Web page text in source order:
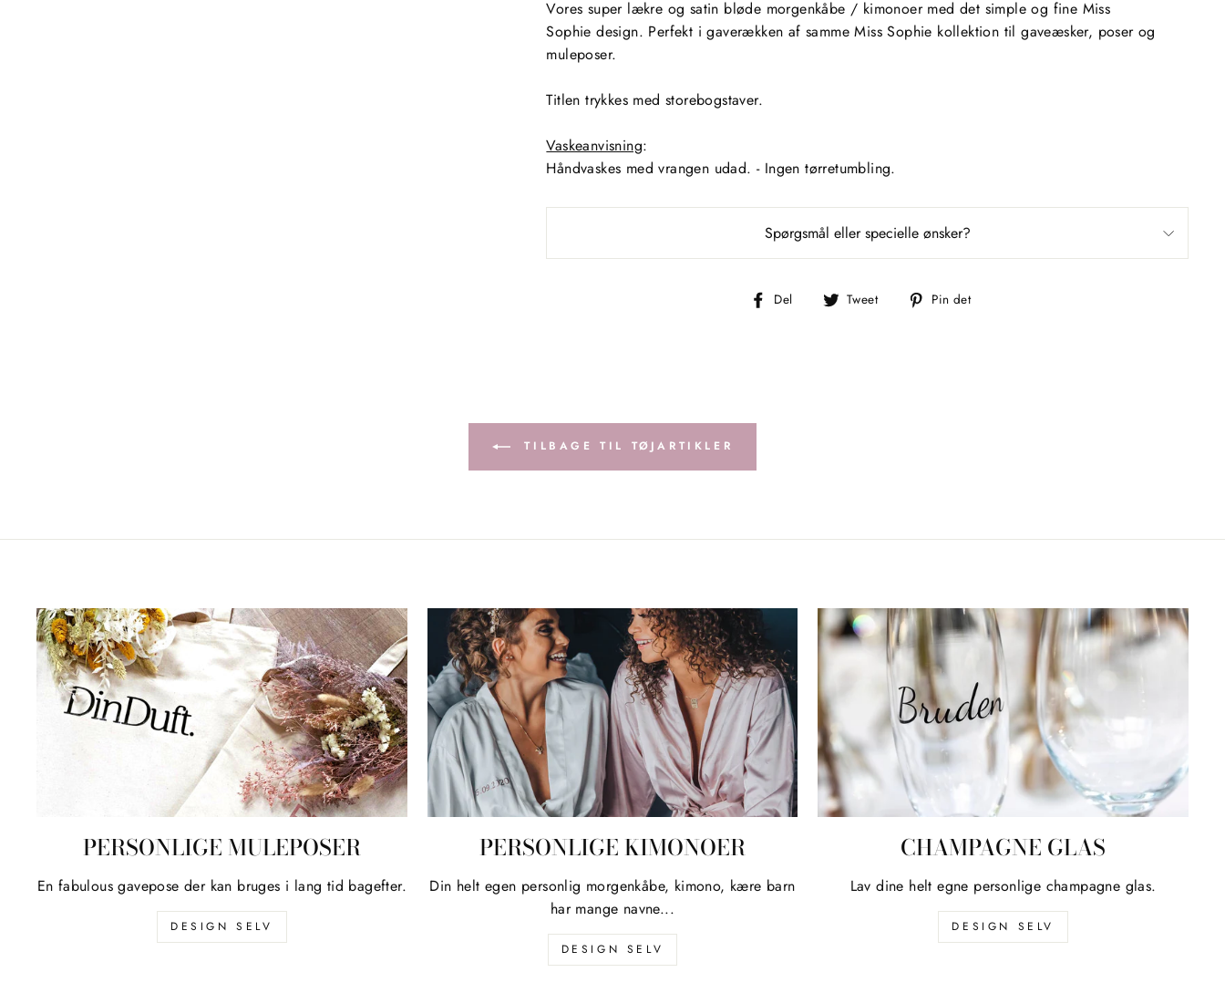
Vores super lækre og satin bløde morgenkåbe / kimonoer med det simple og fine Miss
Sophie design. Perfekt i gaverækken af samme Miss Sophie kollektion til gaveæsker, poser og
muleposer.
Titlen trykkes med storebogstaver.
Vaskeanvisning:
Håndvaskes medvrangen udad. - Ingen tørretumbling.
Spørgsmål eller specielle ønsker?
Del
Del
Tweet
Tweet Pin det
TILBAGE TIL TØJARTIKLER
PERSONLIGE MULEPOSER
En fabulous gavepose der kan bruges i lang tid bagefter.
DESIGN SELV
PERSONLIGE KIMONOER
Din helt egen personlig morgenkåbe, kimono, kære barn
har mange navne...
DESIGN SELV
CHAMPAGNE GLAS
Lav dine helt egne personlige champagne glas.
DESIGN SELV